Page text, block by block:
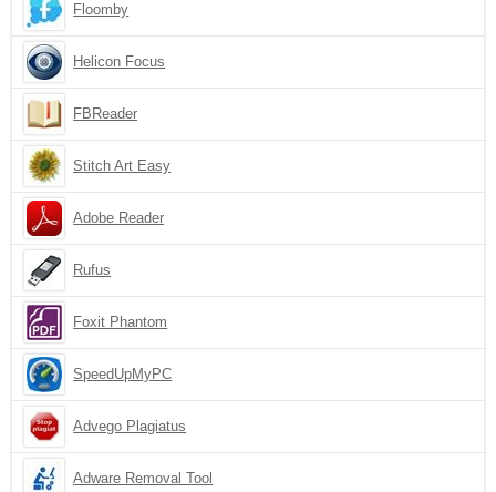
Floomby
Helicon Focus
FBReader
Stitch Art Easy
Adobe Reader
Rufus
Foxit Phantom
SpeedUpMyPC
Advego Plagiatus
Adware Removal Tool